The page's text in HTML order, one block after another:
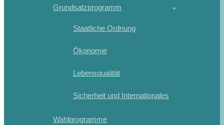
Grundsatzprogramm
Staatliche Ordnung
Ökonomie
Lebensqualität
Sicherheit und Internationales
Wahlprogramme